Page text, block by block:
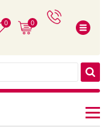
0 0